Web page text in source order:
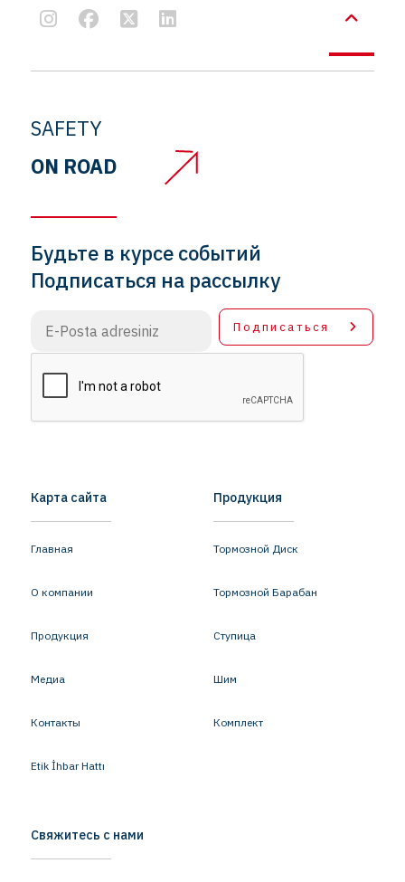
SAFETY
ON ROAD
Будьте в курсе событий
Подписаться на рассылку
Подписаться
Карта сайта
Главная
О компании
Продукция
Медиа
Контакты
Etik İhbar Hattı
Продукция
Тормозной Диск
Тормозной Барабан
Ступица
Шим
Комплект
Свяжитесь с нами